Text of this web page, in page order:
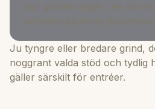
När grinden ingår i en
helheten planeras
Ju tyngre eller bredare grind,
noggrant valda stöd och tydlig
gäller särskilt för entréer.